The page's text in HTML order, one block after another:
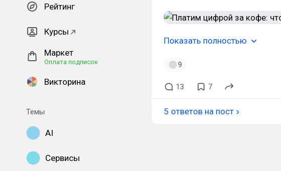
Рейтинг
Курсы
Маркет
Оплата подписок
Викторина
Темы
AI
Сервисы
Показать полностью
9
13 7
5 ответов на пост